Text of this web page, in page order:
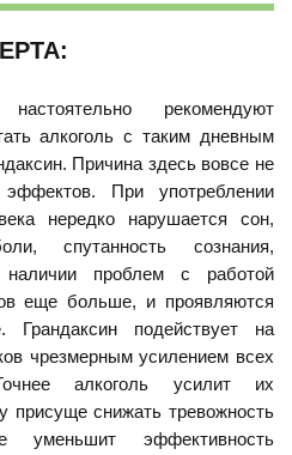
рекомендуют
алкоголь с таким дневным
Причина здесь вовсе не
При употреблении
нередко нарушается сон,
спутанность сознания,
наличии проблем с работой
еще больше, и проявляются
подействует на
чрезмерным усилением всех
алкоголь усилит их
присуще снижать тревожность
уменьшит эффективность